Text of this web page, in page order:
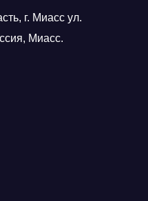
г. Миасс ул.
Миасс.